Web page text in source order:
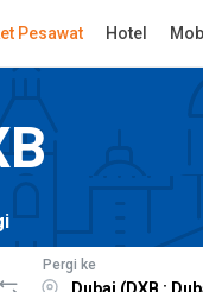
Pesawat Hotel
Pergi ke